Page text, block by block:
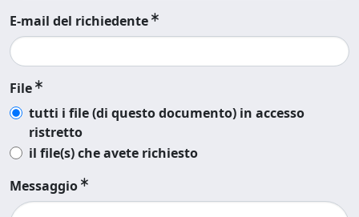
E-mail del richiedente
File
tutti i file (di questo documento) in accesso
ristretto
il file(s) che avete richiesto
Messaggio